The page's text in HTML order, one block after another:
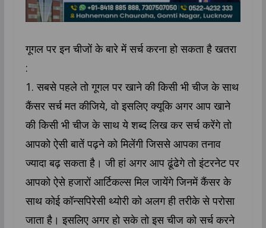
गूगल पर इन चीजों के बारे में सर्च करना हो सकता है खतरा
:
1. सबसे पहले तो गूगल पर खाने की किसी भी चीज के साथ
कैंसर सर्च मत कीजिये, वो इसलिए क्यूकि अगर आप खाने
की किसी भी चीज के साथ ये शब्द लिख कर सर्च करेंगे तो
आपको ऐसी बातें पढ़ने को मिलेंगी जिससे आपका तनाव
ज्यादा बढ़ सकता है। जी हां अगर आप ढूंढेगे तो इंटरनेट पर
आपको ऐसे हजारों आर्टिकल्स मिल जायेंगे जिनमें कैंसर के
साथ कोई कॉन्सपिरेसी थ्योरी को अलग ही तरीके से परोसा
जाता है। इसलिए अगर हो सके तो इस चीज को सर्च करने